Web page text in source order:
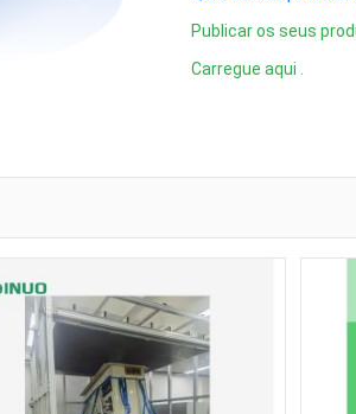
Publicar os seus
Carregue aqui